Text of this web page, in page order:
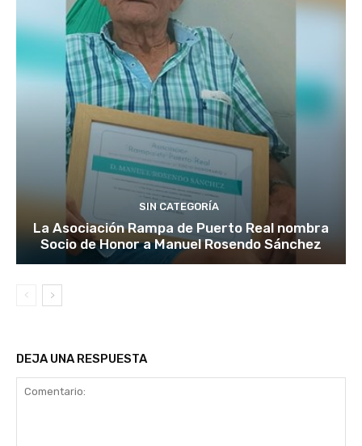
SIN CATEGORÍA
La Asociación Rampa de Puerto Real nombra
Socio de Honor a Manuel Rosendo Sánchez
DEJA UNA RESPUESTA